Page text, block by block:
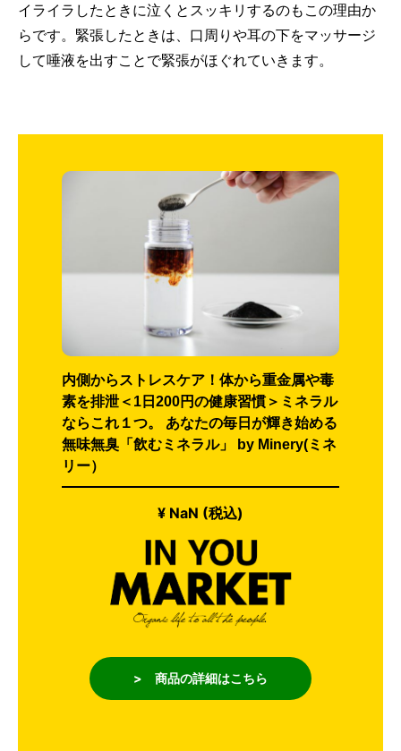
イライラしたときに泣くとスッキリするのもこの理由か
らです。緊張したときは、口周りや耳の下をマッサージ
して唾液を出すことで緊張がほぐれていきます。
内側からストレスケア！体から重金属や毒
素を排泄＜1日200円の健康習慣＞ミネラル
ならこれ１つ。 あなたの毎日が輝き始める
無味無臭「飲むミネラル」 by Minery(ミネ
リー）
¥ NaN (税込)
> 商品の詳細はこちら